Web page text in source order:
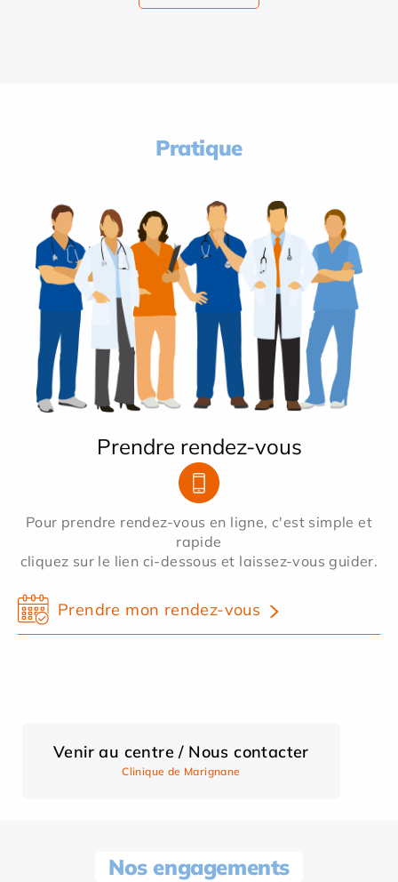
Pratique
Prendre rendez-vous
Pour prendre rendez-vous en ligne, c'est simple et
rapide
cliquez sur le lien ci-dessous et laissez-vous guider.
Prendre mon rendez-vous
Venir au centre / Nous contacter
Clinique de Marignane
Nos engagements